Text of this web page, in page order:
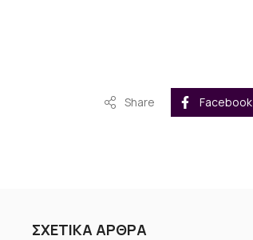
Share Facebook
ΣΧΕΤΙΚΑ ΑΡΘΡΑ